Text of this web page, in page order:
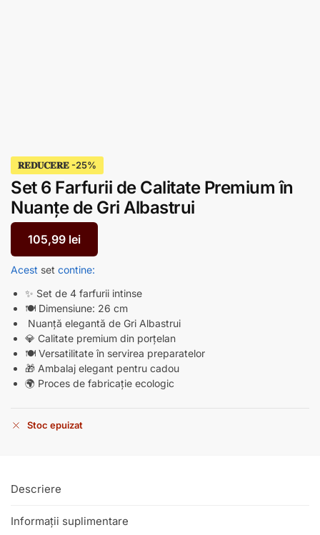
𝐑𝐄𝐃𝐔𝐂𝐄𝐑𝐄
Set 6 Farfurii de Calitate Premium în
Nuanțe de Gri Albastrui
105,99 lei
Acest set contine:
✨ Set de 4 farfurii intinse
🍽️ Dimensiune: 26 cm
Nuanță elegantă de Gri Albastrui
💎 Calitate premium din porțelan
🍽️ Versatilitate în servirea preparatelor
🎁 Ambalaj elegant pentru cadou
🌍 Proces de fabricație ecologic
Stoc epuizat
Descriere
Informații suplimentare